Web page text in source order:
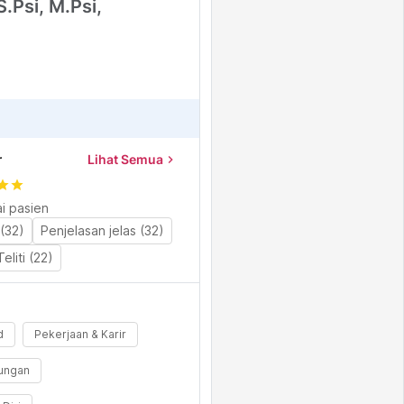
M.Psi,
Lihat Semuachevron_right
star
pasien
Penjelasan jelas (32)
(22)
Pekerjaan & Karir